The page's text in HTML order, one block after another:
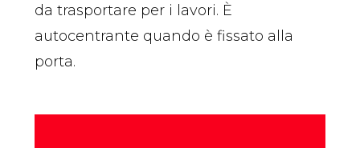
da trasportare per i lavori. È
autocentrante quando è fissato alla
porta.